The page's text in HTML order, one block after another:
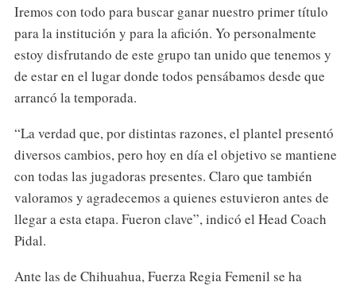
Iremos con todo para buscar ganar nuestro primer título
para la institución y para la afición. Yo personalmente
estoy disfrutando de este grupo tan unido que tenemos y
de estar en el lugar donde todos pensábamos desde que
arrancó la temporada.
“La verdad que, por distintas razones, el plantel presentó
diversos cambios, pero hoy en día el objetivo se mantiene
con todas las jugadoras presentes. Claro que también
valoramos y agradecemos a quienes estuvieron antes de
llegar a esta etapa. Fueron clave”, indicó el Head Coach
Pidal.
Ante las de Chihuahua, Fuerza Regia Femenil se ha